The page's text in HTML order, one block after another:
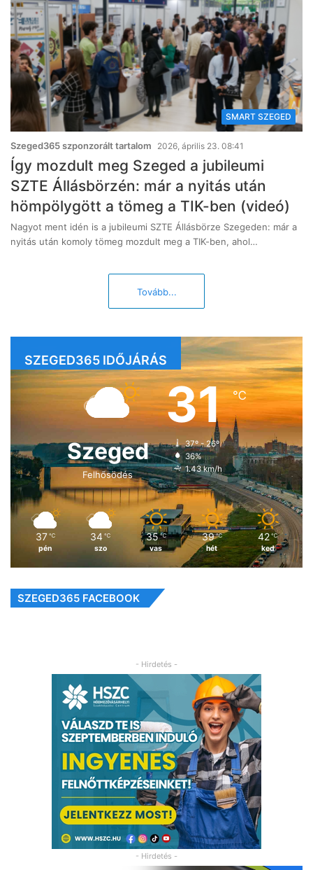
SMART SZEGED
Szeged365 szponzorált tartalom 2026, április 23. 08:41
Így mozdult meg Szeged a jubileumi
SZTE Állásbörzén: már a nyitás után
hömpölygött a tömeg a TIK-ben (videó)
Nagyot ment idén is a jubileumi SZTE Állásbörze Szegeden: már a
nyitás után komoly tömeg mozdult meg a TIK-ben, ahol…
Tovább...
SZEGED365 IDŐJÁRÁS
Szeged
Felhősödés
31℃
37º - 26º
36%
1.43 km/h
37 ℃
pén
34 ℃
szo
35 ℃
vas
39 ℃
hét
42 ℃
ked
SZEGED365 FACEBOOK
- Hirdetés -
- Hirdetés -